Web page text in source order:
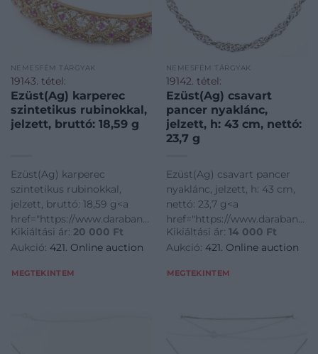
NEMESFÉM TÁRGYAK
19143. tétel:
Ezüst(Ag) karperec
szintetikus rubinokkal,
jelzett, bruttó: 18,59 g
Ezüst(Ag) karperec
szintetikus rubinokkal,
jelzett, bruttó: 18,59 g<a
href="https://www.darabanth.com/hu/gyorsarveres/421/
disztargyak-ekszerek-
dragakovek/Nemesfem-
dragakovek~1000024/EzustAg-
Kikiáltási ár: 20 000 Ft
Aukció: 421. Online auction
MEGTEKINTEM
NEMESFÉM TÁRGYAK
19142. tétel:
Ezüst(Ag) csavart
pancer nyaklánc,
jelzett, h: 43 cm, nettó:
23,7 g
Ezüst(Ag) csavart pancer
nyaklánc, jelzett, h: 43 cm,
nettó: 23,7 g<a
href="https://
disztargyak-ekszerek-
dragakovek/Nemesfem-
dragakovek~1000024/EzustAg-
Kikiáltási ár: 14 000 Ft
Aukció: 421. Online auction
MEGTEKINTEM